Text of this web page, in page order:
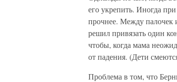
его укрепить. Иногда
прочнее. Между палочек
решил привязать один
чтобы, когда мама
от падения. (Дети
Проблема в том, что